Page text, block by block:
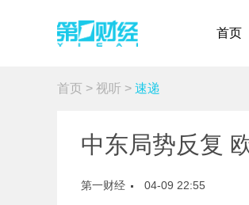
首页
首页 > 视听 > 速递
中东局势反复
第一财经 04-09 22:55